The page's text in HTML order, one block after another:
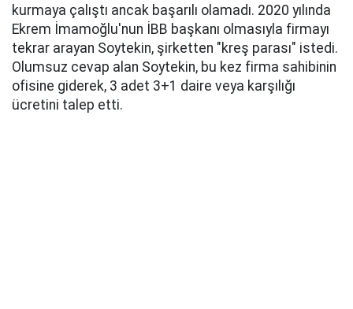
kurmaya çalıştı ancak başarılı olamadı. 2020 yılında
Ekrem İmamoğlu'nun İBB başkanı olmasıyla firmayı
tekrar arayan Soytekin, şirketten "kreş parası" istedi.
Olumsuz cevap alan Soytekin, bu kez firma sahibinin
ofisine giderek, 3 adet 3+1 daire veya karşılığı
ücretini talep etti.